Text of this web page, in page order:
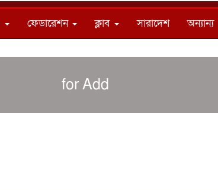
ফেডারেশন ক্লাব সারাদেশ অন্যান্য
for Add